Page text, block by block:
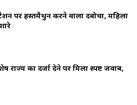
पर हस्तमैथुन करने वाला दबोचा, महिला
राज्य का दर्जा देने पर मिला स्पष्ट जवाब,